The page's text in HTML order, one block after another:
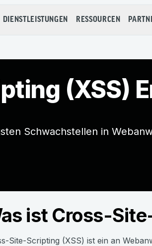
DIENSTLEISTUNGEN RESSOURCEN
(XSS)
Schwachstellen in
ist Cross-
Site-Scripting (XSS) ist ein an